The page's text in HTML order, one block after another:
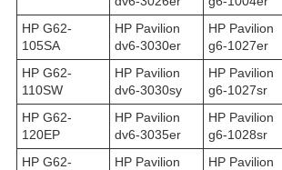
HP G62-
105SA
HP Pavilion
dv6-3030er
HP Pavilion
g6-1027er
HP G62-
110SW
HP Pavilion
dv6-3030sy
HP Pavilion
g6-1027sr
HP G62-
120EP
HP Pavilion
dv6-3035er
HP Pavilion
g6-1028sr
HP G62-
HP Pavilion
HP Pavilion